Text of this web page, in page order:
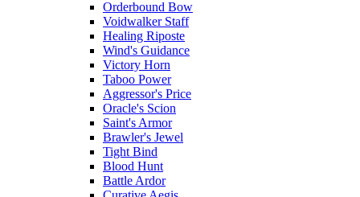
Orderbound Bow
Voidwalker Staff
Healing Riposte
Wind's Guidance
Victory Horn
Taboo Power
Aggressor's Price
Oracle's Scion
Saint's Armor
Brawler's Jewel
Tight Bind
Blood Hunt
Battle Ardor